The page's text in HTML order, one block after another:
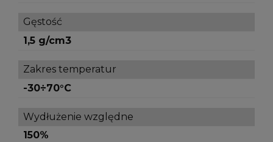
Gęstość
1,5 g/cm3
Zakres temperatur
-30÷70°C
Wydłużenie względne
150%